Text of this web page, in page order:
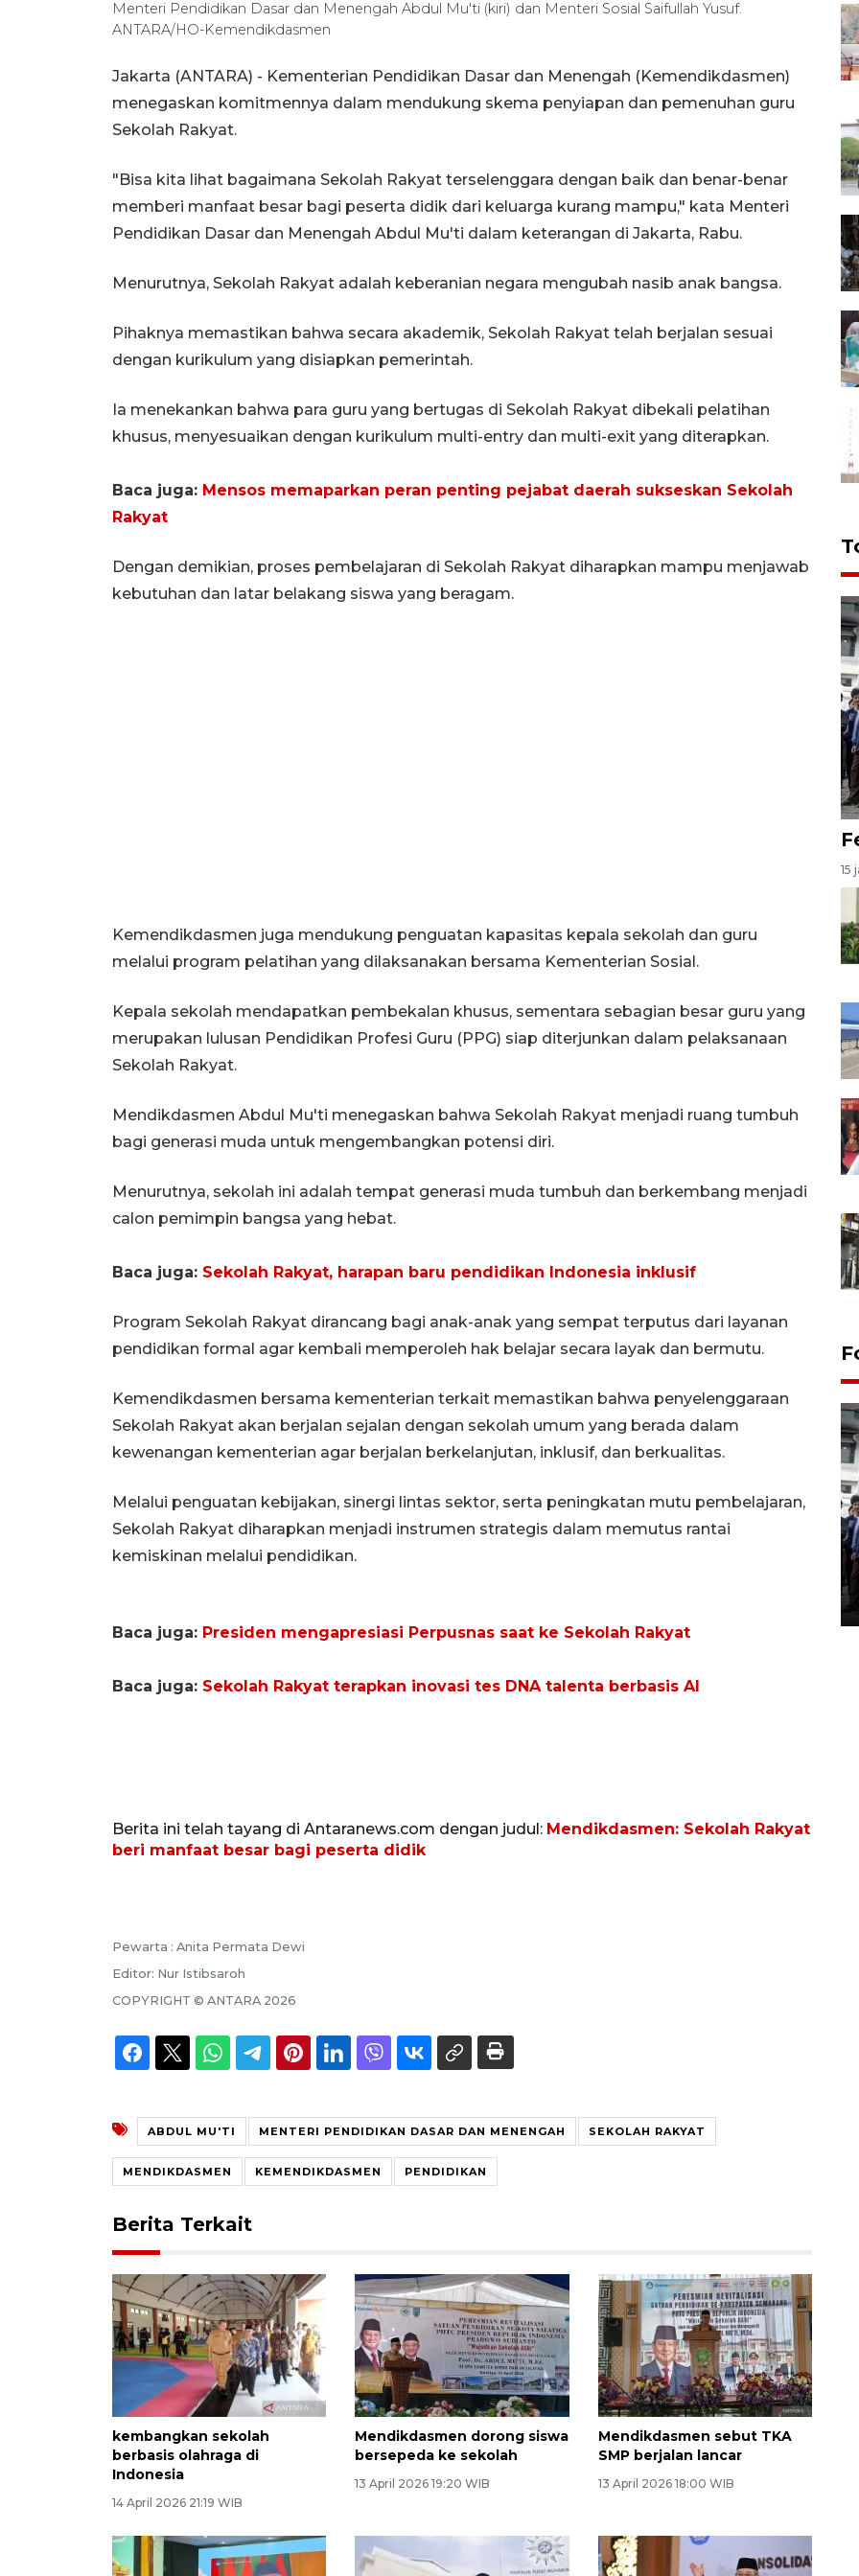
Menteri Pendidikan Dasar dan Menengah Abdul Mu'ti (kiri) dan Menteri Sosial Saifullah Yusuf.
ANTARA/HO-Kemendikdasmen
Jakarta (ANTARA) - Kementerian Pendidikan Dasar dan Menengah (Kemendikdasmen)
menegaskan komitmennya dalam mendukung skema penyiapan dan pemenuhan guru
Sekolah Rakyat.
"Bisa kita lihat bagaimana Sekolah Rakyat terselenggara dengan baik dan benar-benar
memberi manfaat besar bagi peserta didik dari keluarga kurang mampu," kata Menteri
Pendidikan Dasar dan Menengah Abdul Mu'ti dalam keterangan di Jakarta, Rabu.
Menurutnya, Sekolah Rakyat adalah keberanian negara mengubah nasib anak bangsa.
Pihaknya memastikan bahwa secara akademik, Sekolah Rakyat telah berjalan sesuai
dengan kurikulum yang disiapkan pemerintah.
Ia menekankan bahwa para guru yang bertugas di Sekolah Rakyat dibekali pelatihan
khusus, menyesuaikan dengan kurikulum multi-entry dan multi-exit yang diterapkan.
Baca juga: Mensos memaparkan peran penting pejabat daerah sukseskan Sekolah
Rakyat
Dengan demikian, proses pembelajaran di Sekolah Rakyat diharapkan mampu menjawab
kebutuhan dan latar belakang siswa yang beragam.
Kemendikdasmen juga mendukung penguatan kapasitas kepala sekolah dan guru
melalui program pelatihan yang dilaksanakan bersama Kementerian Sosial.
Kepala sekolah mendapatkan pembekalan khusus, sementara sebagian besar guru yang
merupakan lulusan Pendidikan Profesi Guru (PPG) siap diterjunkan dalam pelaksanaan
Sekolah Rakyat.
Mendikdasmen Abdul Mu'ti menegaskan bahwa Sekolah Rakyat menjadi ruang tumbuh
bagi generasi muda untuk mengembangkan potensi diri.
Menurutnya, sekolah ini adalah tempat generasi muda tumbuh dan berkembang menjadi
calon pemimpin bangsa yang hebat.
Baca juga: Sekolah Rakyat, harapan baru pendidikan Indonesia inklusif
Program Sekolah Rakyat dirancang bagi anak-anak yang sempat terputus dari layanan
pendidikan formal agar kembali memperoleh hak belajar secara layak dan bermutu.
Kemendikdasmen bersama kementerian terkait memastikan bahwa penyelenggaraan
Sekolah Rakyat akan berjalan sejalan dengan sekolah umum yang berada dalam
kewenangan kementerian agar berjalan berkelanjutan, inklusif, dan berkualitas.
Melalui penguatan kebijakan, sinergi lintas sektor, serta peningkatan mutu pembelajaran,
Sekolah Rakyat diharapkan menjadi instrumen strategis dalam memutus rantai
kemiskinan melalui pendidikan.
Baca juga: Presiden mengapresiasi Perpusnas saat ke Sekolah Rakyat
Baca juga: Sekolah Rakyat terapkan inovasi tes DNA talenta berbasis AI
Berita ini telah tayang di Antaranews.com dengan judul: Mendikdasmen: Sekolah Rakyat
beri manfaat besar bagi peserta didik
Pewarta : Anita Permata Dewi
Editor: Nur Istibsaroh
COPYRIGHT © ANTARA 2026
ABDUL MU'TI MENTERI PENDIDIKAN DASAR DAN MENENGAH SEKOLAH RAKYAT
MENDIKDASMEN KEMENDIKDASMEN PENDIDIKAN
Berita Terkait
kembangkan sekolah
berbasis olahraga di
Indonesia
14 April 2026 21:19 WIB
Mendikdasmen dorong siswa
bersepeda ke sekolah
13 April 2026 19:20 WIB
Mendikdasmen sebut TKA
SMP berjalan lancar
13 April 2026 18:00 WIB
15
BPJS Kesehatan Yogyakarta